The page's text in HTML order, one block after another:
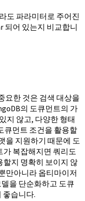
도 파라미터로 주어진
되어 있는지 비교합니
요한 것은 검색 대상을
의 도큐먼트의 가
지 않고, 다양한 형태
큐먼트 조건을 활용할
을 지원하기 때문에 도
복잡해지면 쿼리도
할지 명확히 보이지 않
만아니라 옵티마이저
을 단순화하고 도큐
좋습니다.